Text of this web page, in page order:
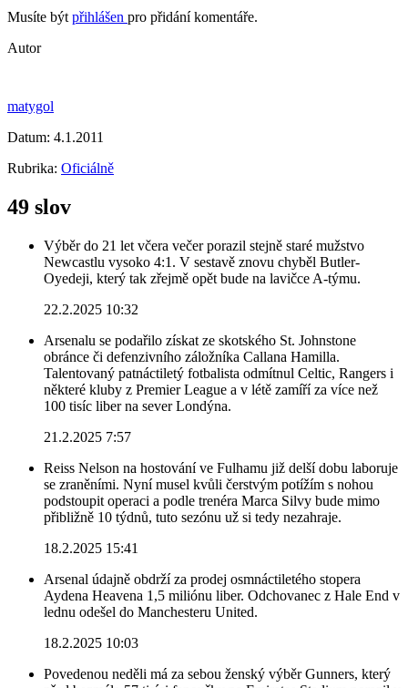
Musíte být přihlášen pro přidání komentáře.
Autor
matygol
Datum: 4.1.2011
Rubrika: Oficiálně
49 slov
Výběr do 21 let včera večer porazil stejně staré mužstvo
Newcastlu vysoko 4:1. V sestavě znovu chyběl Butler-
Oyedeji, který tak zřejmě opět bude na lavičce A-týmu.
22.2.2025 10:32
Arsenalu se podařilo získat ze skotského St. Johnstone
obránce či defenzivního záložníka Callana Hamilla.
Talentovaný patnáctiletý fotbalista odmítnul Celtic, Rangers i
některé kluby z Premier League a v létě zamíří za více než
100 tisíc liber na sever Londýna.
21.2.2025 7:57
Reiss Nelson na hostování ve Fulhamu již delší dobu laboruje
se zraněními. Nyní musel kvůli čerstvým potížím s nohou
podstoupit operaci a podle trenéra Marca Silvy bude mimo
přibližně 10 týdnů, tuto sezónu už si tedy nezahraje.
18.2.2025 15:41
Arsenal údajně obdrží za prodej osmnáctiletého stopera
Aydena Heavena 1,5 miliónu liber. Odchovanec z Hale End v
lednu odešel do Manchesteru United.
18.2.2025 10:03
Povedenou neděli má za sebou ženský výběr Gunners, který